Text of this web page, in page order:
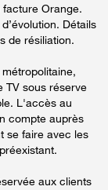
Orange.
Détails
de résiliation.
TV sous réserve
L'accès au
compte auprès
se faire avec les
aux clients